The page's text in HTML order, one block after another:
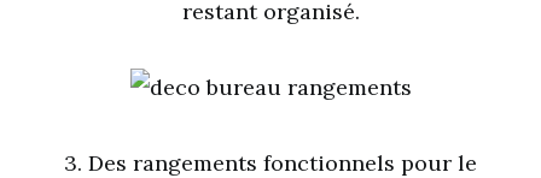
restant organisé.
3. Des rangements fonctionnels pour le